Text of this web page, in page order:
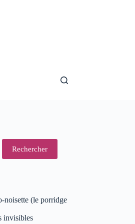
Rechercher
noisette (le porridge
invisibles